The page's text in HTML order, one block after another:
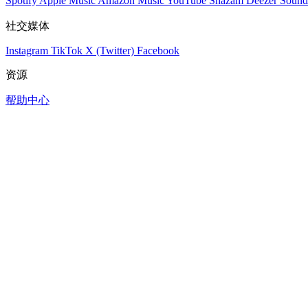
社交媒体
Instagram TikTok X (Twitter) Facebook
资源
帮助中心